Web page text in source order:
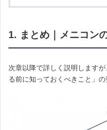
1. まとめ｜メニコン
次章以降で詳しく説明します
る前に知っておくべきこと」の